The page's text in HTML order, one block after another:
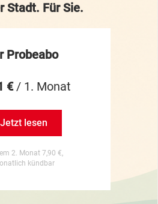
Stadt. Für Sie.
Probeabo
€/ 1. Monat
Jetzt lesen
2. Monat 7,90 €,
kündbar